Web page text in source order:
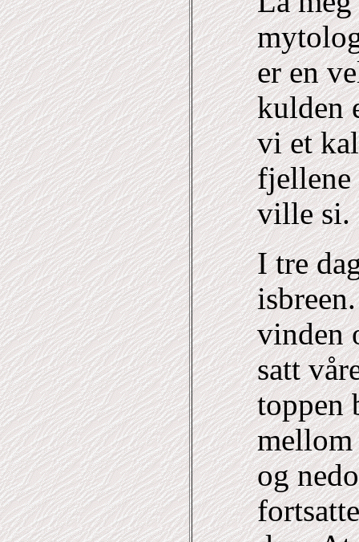
er en
kulden
vi et
fjellene
ville si.
I tre
vinden
satt
toppen
og